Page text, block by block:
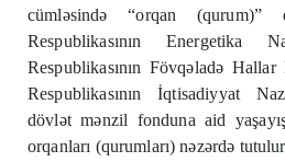
cümləsində “orqan (qurum)”
Respublikasının Energetika
Respublikasının Fövqəladə
Respublikasının İqtisadiyyat
dövlət mənzil fonduna aid
orqanları (qurumları) nəzərdə